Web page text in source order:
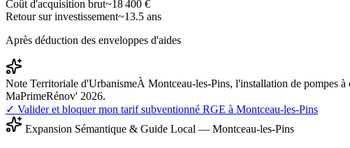
Coût d'acquisition brut~18 400 €
Retour sur investissement~13.5 ans
Après déduction des enveloppes d'aides
Note Territoriale d'UrbanismeÀ Montceau-les-Pins, l'installation de pompes
MaPrimeRénov' 2026.
✓ Valider et bloquer mon tarif subventionné RGE à Montceau-les-Pins
Expansion Sémantique & Guide Local — Montceau-les-Pins